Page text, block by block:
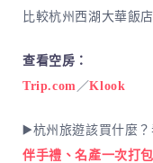
比較杭州西湖大華飯
查看空房：
Trip.com ／Klook
▶️杭州旅遊該買什麼
伴手禮、名產一次打